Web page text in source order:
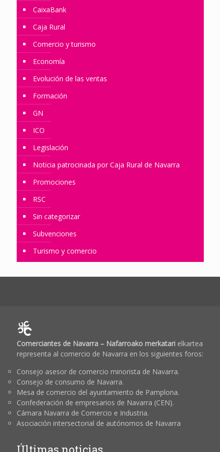
CaixaBank
Caja Rural
Comercio y turismo
Economía
Evolución de las ventas
Formación
GN
ICO
Legislación
Noticia patrocinada por Caja Rural de Navarra
Promociones
RSC
Sin categorizar
Subvenciones
Turismo y comercio
Comerciantes de Navarra – Nafarroako merkatarielkartea
representa al comercio de Navarra en los siguientes foros:
Consejo asesor de comercio minorista de Navarra.
Consejo de consumo de Navarra.
Mesa de comercio del ayuntamiento de Pamplona.
Confederación de empresarios de Navarra (CEN).
Cámara Navarra de Comercio e Industria.
Asociación intersectorial de autónomos de Navarra
Últimas noticias